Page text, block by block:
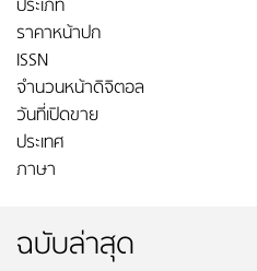
ประเภท
ราคาหน้าปก
ISSN
จำนวนหน้าดิจิตอล
วันที่เปิดขาย
ประเทศ
ภาษา
ฉบับล่าสุด